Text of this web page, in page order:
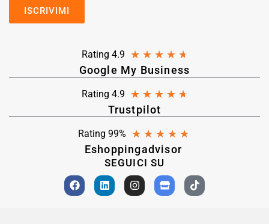
Rating 4.9 ★ ★ ★ ★ ★
Google My Business
Rating 4.9 ★ ★ ★ ★ ★
Trustpilot
Rating 99% ★ ★ ★ ★ ★
Eshoppingadvisor
SEGUICI SU